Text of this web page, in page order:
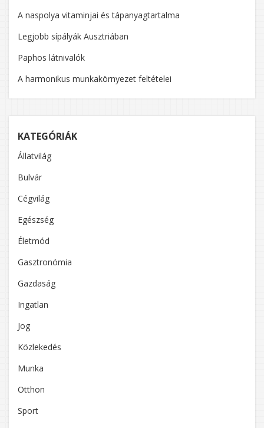
A naspolya vitaminjai és tápanyagtartalma
Legjobb sípályák Ausztriában
Paphos látnivalók
A harmonikus munkakörnyezet feltételei
KATEGÓRIÁK
Állatvilág
Bulvár
Cégvilág
Egészség
Életmód
Gasztronómia
Gazdaság
Ingatlan
Jog
Közlekedés
Munka
Otthon
Sport